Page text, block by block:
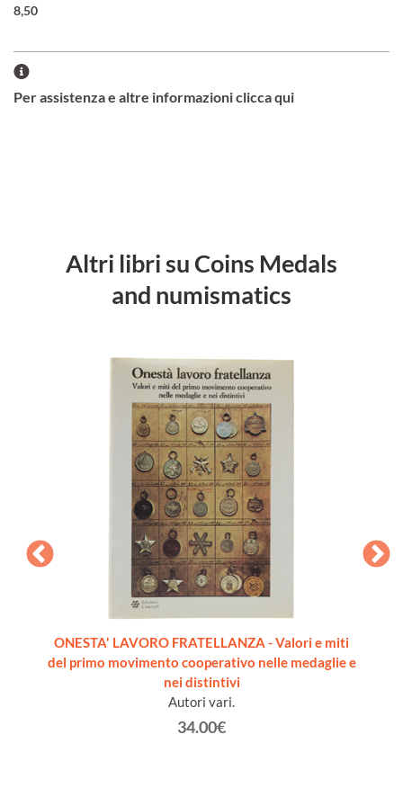
8,50
Per assistenza e altre informazioni clicca qui
Altri libri su Coins Medals
and numismatics
ONESTA' LAVORO FRATELLANZA - Valori e miti
del primo movimento cooperativo nelle medaglie e
nei distintivi
Autori vari.
34.00€